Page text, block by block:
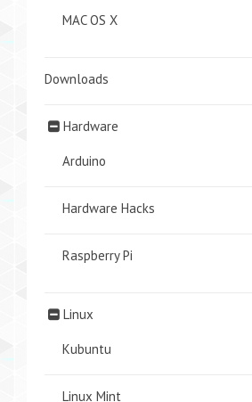
MAC OS X
Downloads
Hardware
Arduino
Hardware Hacks
Raspberry Pi
Linux
Kubuntu
Linux Mint